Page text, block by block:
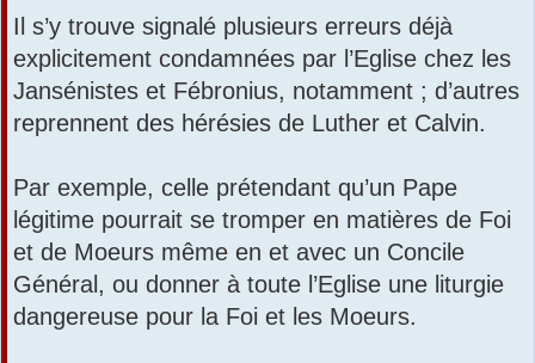
Il s’y trouve signalé plusieurs erreurs déjà
explicitement condamnées par l’Eglise chez les
Jansénistes et Fébronius, notamment ; d’autres
reprennent des hérésies de Luther et Calvin.
Par exemple, celle prétendant qu’un Pape
légitime pourrait se tromper en matières de Foi
et de Moeurs même en et avec un Concile
Général, ou donner à toute l’Eglise une liturgie
dangereuse pour la Foi et les Moeurs.